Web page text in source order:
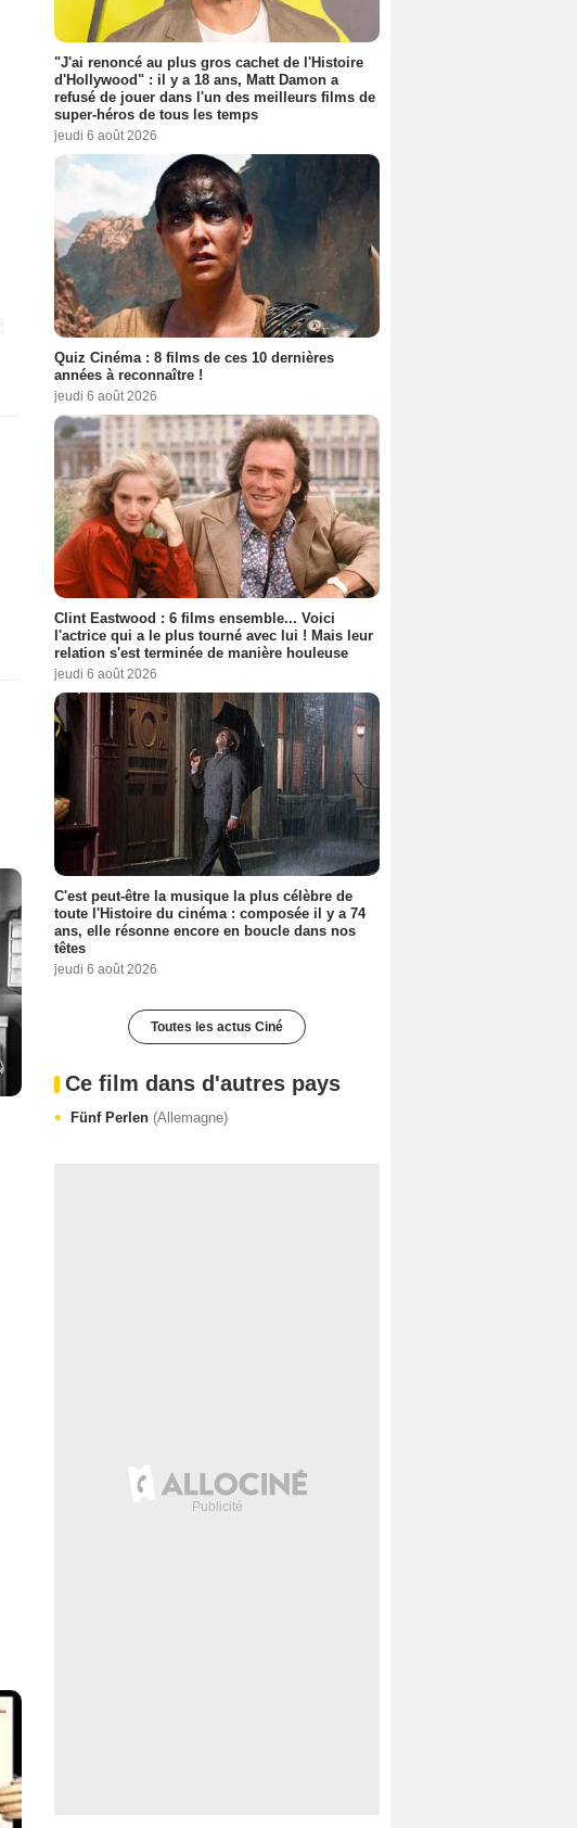
"J'ai renoncé au plus gros cachet de l'Histoire
d'Hollywood" : il y a 18 ans, Matt Damon a
refusé de jouer dans l'un des meilleurs films de
super-héros de tous les temps
jeudi 6 août 2026
Quiz Cinéma : 8 films de ces 10 dernières
années à reconnaître !
jeudi 6 août 2026
Clint Eastwood : 6 films ensemble... Voici
l'actrice qui a le plus tourné avec lui ! Mais leur
relation s'est terminée de manière houleuse
jeudi 6 août 2026
C'est peut-être la musique la plus célèbre de
toute l'Histoire du cinéma : composée il y a 74
ans, elle résonne encore en boucle dans nos
têtes
jeudi 6 août 2026
Toutes les actus Ciné
Ce film dans d'autres pays
Fünf Perlen (Allemagne)